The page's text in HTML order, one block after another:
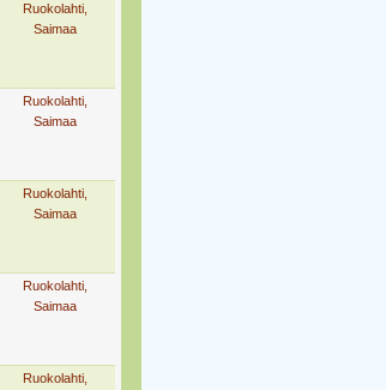
Ruokolahti,
Saimaa
Ruokolahti,
Saimaa
Ruokolahti,
Saimaa
Ruokolahti,
Saimaa
Ruokolahti,